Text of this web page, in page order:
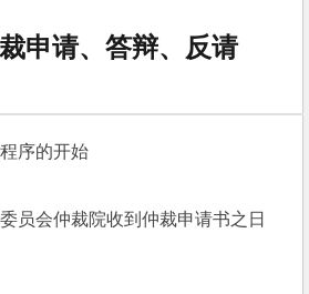
申请、答辩、反请
序的开始
员会仲裁院收到仲裁申请书之日